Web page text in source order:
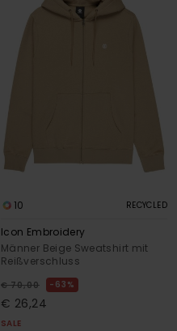
10 RECYCLED
Icon Embroidery
Männer Beige Sweatshirt mit
Reißverschluss
€ 70,00 63%
€ 26,24
SALE